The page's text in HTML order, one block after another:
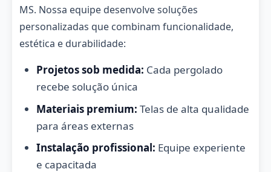
MS. Nossa equipe desenvolve soluções
personalizadas que combinam funcionalidade,
estética e durabilidade:
Projetos sob medida: Cada pergolado
recebe solução única
Materiais premium: Telas de alta qualidade
para áreas externas
Instalação profissional: Equipe experiente
e capacitada